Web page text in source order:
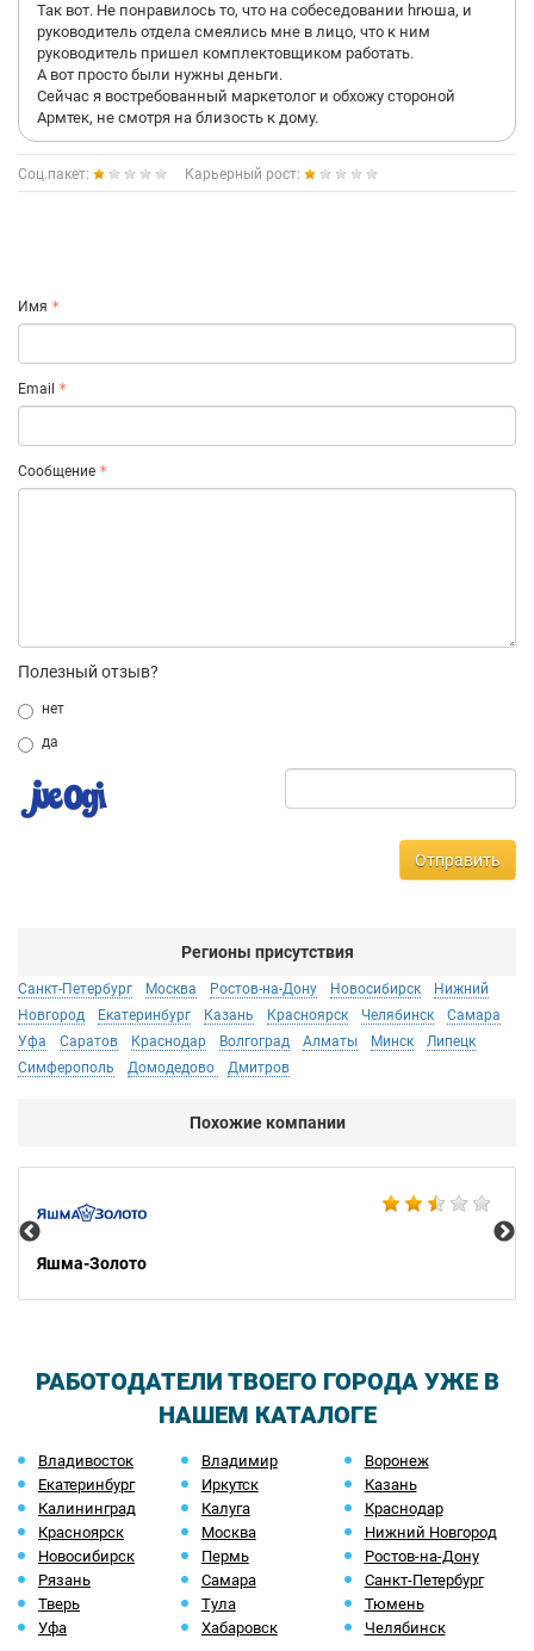
Так вот. Не понравилось то, что на собеседовании hrюша, и
руководитель отдела смеялись мне в лицо, что к ним
руководитель пришел комплектовщиком работать.
А вот просто были нужны деньги.
Сейчас я востребованный маркетолог и обхожу стороной
Армтек, не смотря на близость к дому.
Соц.пакет: Карьерный рост:
Имя
Email
Сообщение
Полезный отзыв?
нет
да
Отправить
Регионы присутствия
Санкт-Петербург Москва Ростов-на-Дону Новосибирск
Нижний
Новгород
Екатеринбург Казань Красноярск Челябинск
Самара
Уфа
Саратов Краснодар Волгоград Алматы Минск
Липецк
Симферополь
Домодедово Дмитров
Похожие компании
Яшма-Золото
РАБОТОДАТЕЛИ ТВОЕГО ГОРОДА УЖЕ В
НАШЕМ КАТАЛОГЕ
Владивосток Владимир
Воронеж
Екатеринбург
Иркутск
Казань
Калининград
Калуга
Краснодар
Красноярск
Москва
Нижний Новгород
Новосибирск
Пермь
Ростов-на-Дону
Рязань
Самара
Санкт-Петербург
Тверь
Тула
Тюмень
Уфа
Хабаровск Челябинск